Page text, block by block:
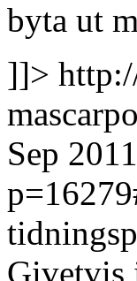
byta ut
]]>
Sep
Givetvis